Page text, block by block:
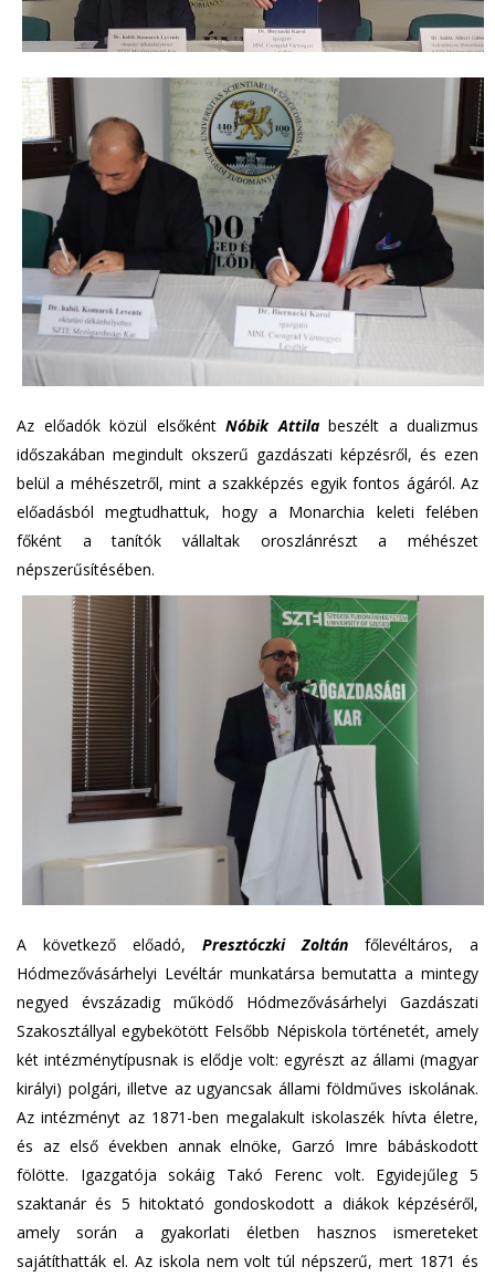
Az előadók közül elsőként Nóbik Attilabeszélt a dualizmus
időszakában megindult okszerű gazdászati képzésről, és ezen
belül a méhészetről, mint a szakképzés egyik fontos ágáról. Az
előadásból megtudhattuk, hogy a Monarchia keleti felében
főként a tanítók vállaltak oroszlánrészt a méhészet
népszerűsítésében.
A következő előadó, Presztóczki Zoltán főlevéltáros, a
Hódmezővásárhelyi Levéltár munkatársa bemutatta a mintegy
negyed évszázadig működő Hódmezővásárhelyi Gazdászati
Szakosztállyal egybekötött Felsőbb Népiskola történetét, amely
két intézménytípusnak is elődje volt: egyrészt az állami (magyar
királyi) polgári, illetve az ugyancsak állami földműves iskolának.
Az intézményt az 1871-ben megalakult iskolaszék hívta életre,
és az első években annak elnöke, Garzó Imre bábáskodott
fölötte. Igazgatója sokáig Takó Ferenc volt. Egyidejűleg 5
szaktanár és 5 hitoktató gondoskodott a diákok képzéséről,
amely során a gyakorlati életben hasznos ismereteket
sajátíthatták el. Az iskola nem volt túl népszerű, mert 1871 és